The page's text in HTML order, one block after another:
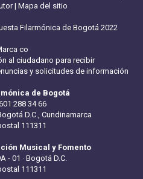
| Mapa del sitio
Filarmónica de Bogotá 2022
al ciudadano para recibir
y solicitudes de información
de Bogotá
288 34 66
D.C., Cundinamarca
111311
Musical y Fomento
- 01 · Bogotá D.C.
111311